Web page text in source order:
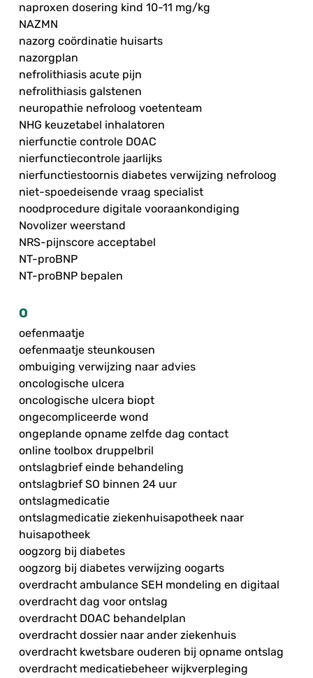
naproxen dosering kind 10-11 mg/kg
NAZMN
nazorg coördinatie huisarts
nazorgplan
nefrolithiasis acute pijn
nefrolithiasis galstenen
neuropathie nefroloog voetenteam
NHG keuzetabel inhalatoren
nierfunctie controle DOAC
nierfunctiecontrole jaarlijks
nierfunctiestoornis diabetes verwijzing nefroloog
niet-spoedeisende vraag specialist
noodprocedure digitale vooraankondiging
Novolizer weerstand
NRS-pijnscore acceptabel
NT-proBNP
NT-proBNP bepalen
O
oefenmaatje
oefenmaatje steunkousen
ombuiging verwijzing naar advies
oncologische ulcera
oncologische ulcera biopt
ongecompliceerde wond
ongeplande opname zelfde dag contact
online toolbox druppelbril
ontslagbrief einde behandeling
ontslagbrief SO binnen 24 uur
ontslagmedicatie
ontslagmedicatie ziekenhuisapotheek naar
huisapotheek
oogzorg bij diabetes
oogzorg bij diabetes verwijzing oogarts
overdracht ambulance SEH mondeling en digitaal
overdracht dag voor ontslag
overdracht DOAC behandelplan
overdracht dossier naar ander ziekenhuis
overdracht kwetsbare ouderen bij opname ontslag
overdracht medicatiebeheer wijkverpleging